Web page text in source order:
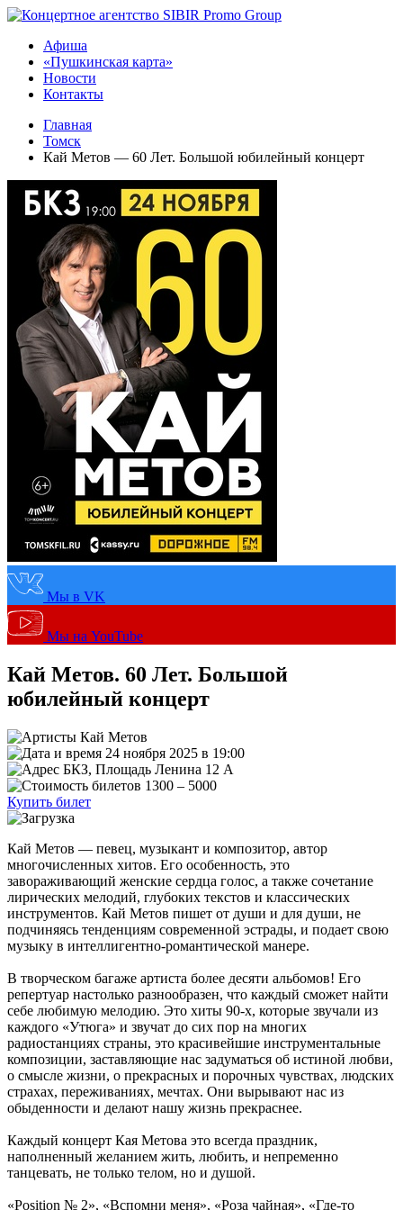
Афиша
«Пушкинская карта»
Новости
Контакты
Главная
Томск
Кай Метов — 60 Лет. Большой юбилейный концерт
Мы в VK
Мы на YouTube
Кай Метов. 60 Лет. Большой
юбилейный концерт
Кай Метов
24 ноября 2025 в 19:00
БКЗ, Площадь Ленина 12 А
1300 – 5000
Купить билет
Кай Метов — певец, музыкант и композитор, автор
многочисленных хитов. Его особенность, это
завораживающий женские сердца голос, а также сочетание
лирических мелодий, глубоких текстов и классических
инструментов. Кай Метов пишет от души и для души, не
подчиняясь тенденциям современной эстрады, и подает свою
музыку в интеллигентно-романтической манере.
В творческом багаже артиста более десяти альбомов! Его
репертуар настолько разнообразен, что каждый сможет найти
себе любимую мелодию. Это хиты 90-х, которые звучали из
каждого «Утюга» и звучат до сих пор на многих
радиостанциях страны, это красивейшие инструментальные
композиции, заставляющие нас задуматься об истиной любви,
о смысле жизни, о прекрасных и порочных чувствах, людских
страхах, переживаниях, мечтах. Они вырывают нас из
обыденности и делают нашу жизнь прекраснее.
Каждый концерт Кая Метова это всегда праздник,
наполненный желанием жить, любить, и непременно
танцевать, не только телом, но и душой.
«Position № 2», «Вспомни меня», «Роза чайная», «Где-то